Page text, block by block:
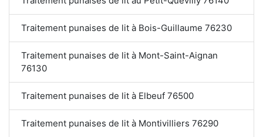
Traitement punaises de lit à Bois-Guillaume 76230
Traitement punaises de lit à Mont-Saint-Aignan
76130
Traitement punaises de lit à Elbeuf 76500
Traitement punaises de lit à Montivilliers 76290